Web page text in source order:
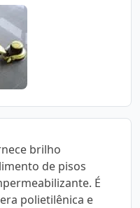
brilho
de pisos
É
polietilênica e